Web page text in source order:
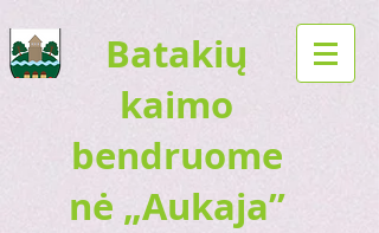
Batakių
kaimo
bendruome
nė „Aukaja”